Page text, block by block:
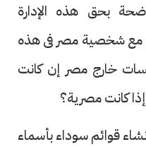
بحق هذه الإدارة
مع شخصية مصر فى هذه
خارج مصر إن كانت
كانت مصرية؟
قوائم سوداء بأسماء